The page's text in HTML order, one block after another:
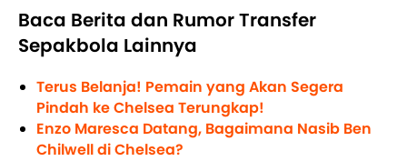
Baca Berita dan Rumor Transfer
Sepakbola Lainnya
Terus Belanja! Pemain yang Akan Segera
Pindah ke Chelsea Terungkap!
Enzo Maresca Datang, Bagaimana Nasib Ben
Chilwell di Chelsea?